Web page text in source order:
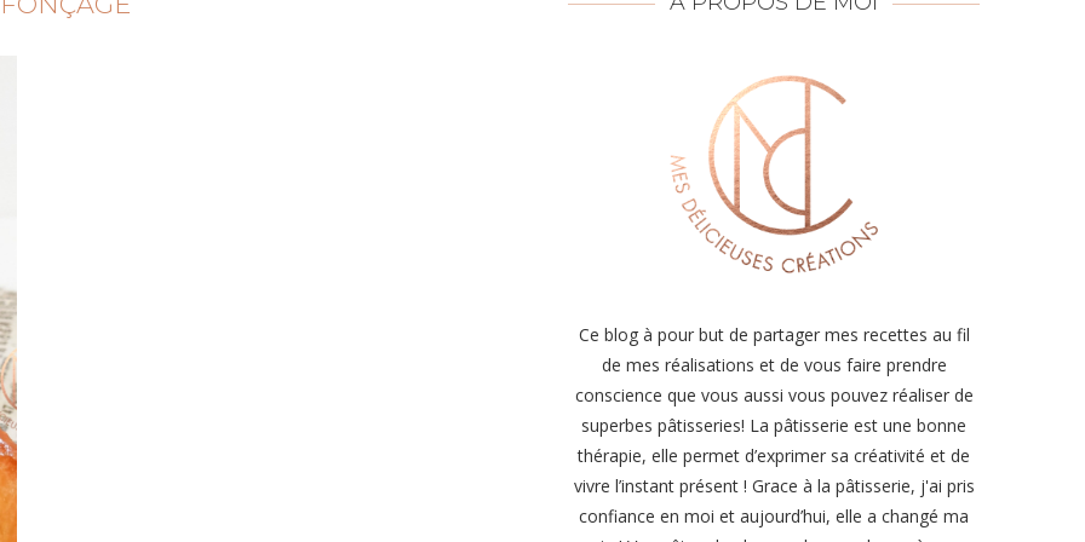
Ce blog à pour but de partager mes recettes au fil
de mes réalisations et de vous faire prendre
conscience que vous aussi vous pouvez réaliser de
superbes pâtisseries! La pâtisserie est une bonne
thérapie, elle permet d’exprimer sa créativité et de
vivre l’instant présent ! Grace à la pâtisserie, j'ai pris
confiance en moi et aujourd’hui, elle a changé ma